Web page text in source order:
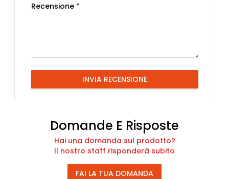
Recensione *
INVIA RECENSIONE
Domande E Risposte
Hai una domanda sul prodotto?
Il nostro staff risponderà subito
FAI LA TUA DOMANDA